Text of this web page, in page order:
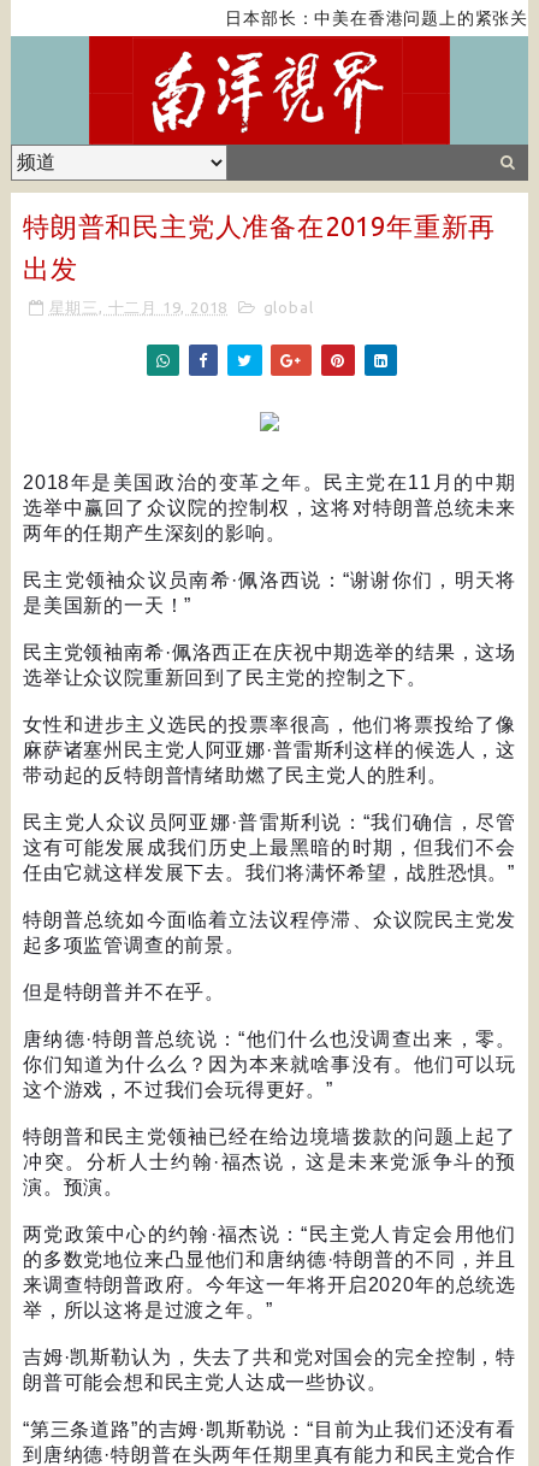
日本部长：中美在香港问题上的紧张关
特朗普和民主党人准备在2019年重新再
出发
星期三, 十二月 19, 2018 global
2018年是美国政治的变革之年。民主党在11 月的中期
选举中赢回了众议院的控制权，这将对特朗普总统未来
两年的任期产生深刻的影响。
民主党领袖众议员南希·佩洛西说： “谢谢你们，明天将
是美国新的一天！”
民主党领袖南希·佩洛西正在庆祝中期选举的结果，这场
选举让众议院重新回到了民主党的控制之下。
女性和进步主义选民的投票率很高，他们将票投给了像
麻萨诸塞州民主党人阿亚娜·普雷斯利这样的候选人，这
带动起的反特朗普情绪助燃了民主党人的胜利。
民主党人众议员阿亚娜·普雷斯利说：“我们确信，尽管
这有可能发展成我们历史上最黑暗的时期，但我们不会
任由它就这样发展下去。我们将满怀希望，战胜恐惧。”
特朗普总统如今面临着立法议程停滞、众议院民主党发
起多项监管调查的前景。
但是特朗普并不在乎。
唐纳德·特朗普总统说：“他们什么也没调查出来，零。
你们知道为什么么？因为本来就啥事没有。他们可以玩
这个游戏，不过我们会玩得更好。 ”
特朗普和民主党领袖已经在给边境墙拨款的问题上起了
冲突。分析人士约翰 ·福杰说，这是未来党派争斗的预
演。预演。
两党政策中心的约翰 ·福杰说：“ 民主党人肯定会用他们
的多数党地位来凸显他们和唐纳德·特朗普的不同，并且
来调查特朗普政府。今年这一年将开启2020年的总统选
举，所以这将是过渡之年。 ”
吉姆·凯斯勒认为，失去了共和党对国会的完全控制，特
朗普可能会想和民主党人达成一些协议。
“第三条道路”的吉姆·凯斯勒说：“ 目前为止我们还没有看
到唐纳德·特朗普在头两年任期里真有能力和民主党合作